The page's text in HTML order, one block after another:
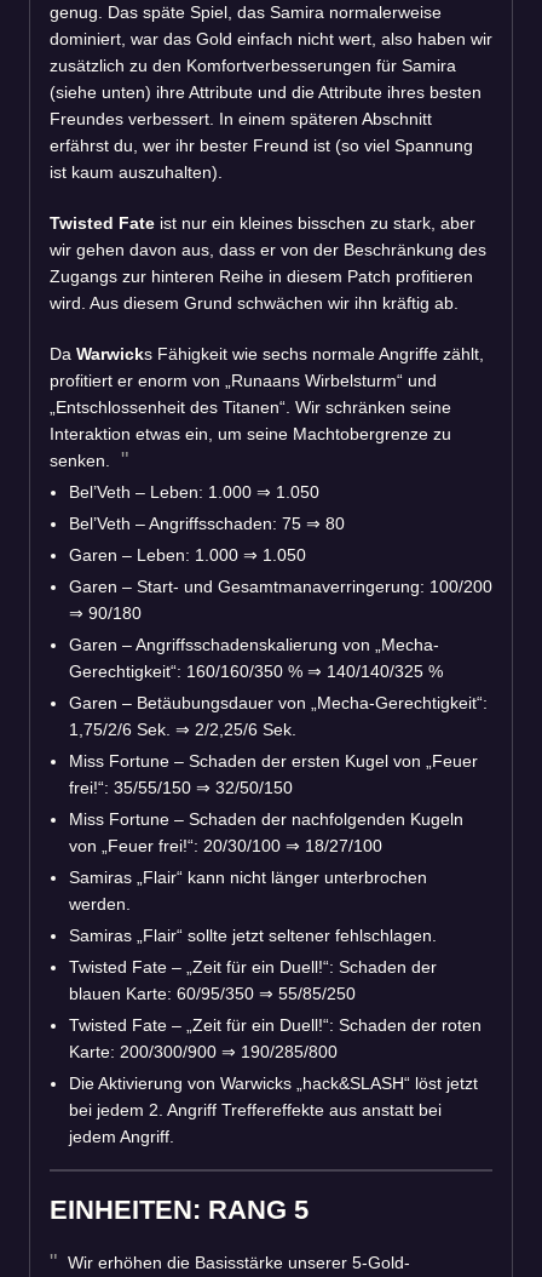
genug. Das späte Spiel, das Samira normalerweise
dominiert, war das Gold einfach nicht wert, also haben wir
zusätzlich zu den Komfortverbesserungen für Samira
(siehe unten) ihre Attribute und die Attribute ihres besten
Freundes verbessert. In einem späteren Abschnitt
erfährst du, wer ihr bester Freund ist (so viel Spannung
ist kaum auszuhalten).
Twisted Fate ist nur ein kleines bisschen zu stark, aber
wir gehen davon aus, dass er von der Beschränkung des
Zugangs zur hinteren Reihe in diesem Patch profitieren
wird. Aus diesem Grund schwächen wir ihn kräftig ab.
Da Warwicks Fähigkeit wie sechs normale Angriffe zählt,
profitiert er enorm von „Runaans Wirbelsturm“ und
„Entschlossenheit des Titanen“. Wir schränken seine
Interaktion etwas ein, um seine Machtobergrenze zu
senken.
Bel’Veth – Leben: 1.000 ⇒ 1.050
Bel’Veth – Angriffsschaden: 75 ⇒ 80
Garen – Leben: 1.000 ⇒ 1.050
Garen – Start- und Gesamtmanaverringerung: 100/200
⇒ 90/180
Garen – Angriffsschadenskalierung von „Mecha-
Gerechtigkeit“: 160/160/350 % ⇒ 140/140/325 %
Garen – Betäubungsdauer von „Mecha-Gerechtigkeit“:
1,75/2/6 Sek. ⇒ 2/2,25/6 Sek.
Miss Fortune – Schaden der ersten Kugel von „Feuer
frei!“: 35/55/150 ⇒ 32/50/150
Miss Fortune – Schaden der nachfolgenden Kugeln
von „Feuer frei!“: 20/30/100 ⇒ 18/27/100
Samiras „Flair“ kann nicht länger unterbrochen
werden.
Samiras „Flair“ sollte jetzt seltener fehlschlagen.
Twisted Fate – „Zeit für ein Duell!“: Schaden der
blauen Karte: 60/95/350 ⇒ 55/85/250
Twisted Fate – „Zeit für ein Duell!“: Schaden der roten
Karte: 200/300/900 ⇒ 190/285/800
Die Aktivierung von Warwicks „hack&SLASH“ löst jetzt
bei jedem 2. Angriff Treffereffekte aus anstatt bei
jedem Angriff.
EINHEITEN: RANG 5
Wir erhöhen die Basisstärke unserer 5-Gold-